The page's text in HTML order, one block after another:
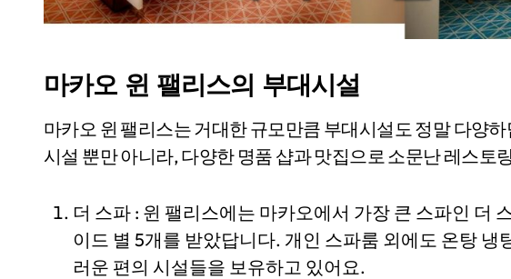
마카오 윈 팰리스의 부대시설
마카오 윈 팰리스는 거대한 규모만큼 부대시설도 정말 다양
시설 뿐만 아니라, 다양한 명품 샵과 맛집으로 소문난 레스토
더 스파 : 윈 팰리스에는 마카오에서 가장 큰 스파인 더
이드 별 5개를 받았답니다. 개인 스파룸 외에도 온탕 냉
러운 편의 시설들을 보유하고 있어요.